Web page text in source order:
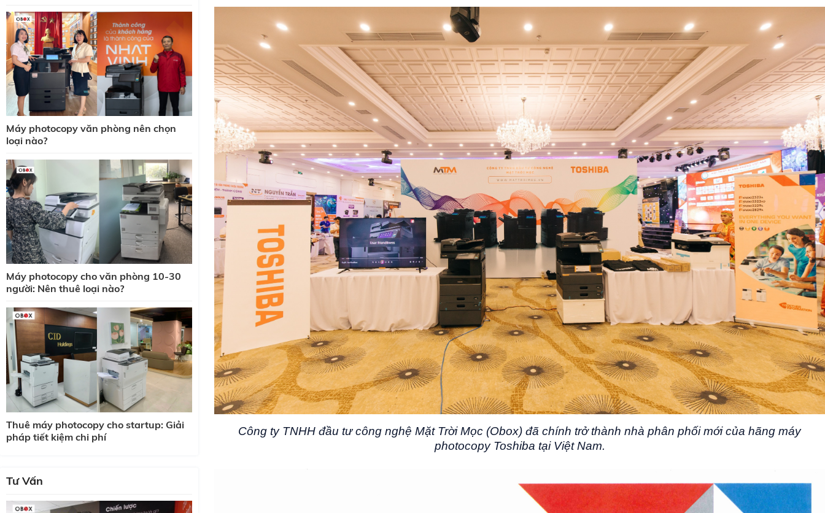
Máy photocopy văn phòng nên chọn
loại nào?
Máy photocopy cho văn phòng 10-30
người: Nên thuê loại nào?
Thuê máy photocopy cho startup: Giải
pháp tiết kiệm chi phí
Tư Vấn
Công ty TNHH đầu tư công nghệ Mặt Trời Mọc (Obox) đã chính trở thành nhà phân phối mới của hãng máy
photocopy Toshiba tại Việt Nam.